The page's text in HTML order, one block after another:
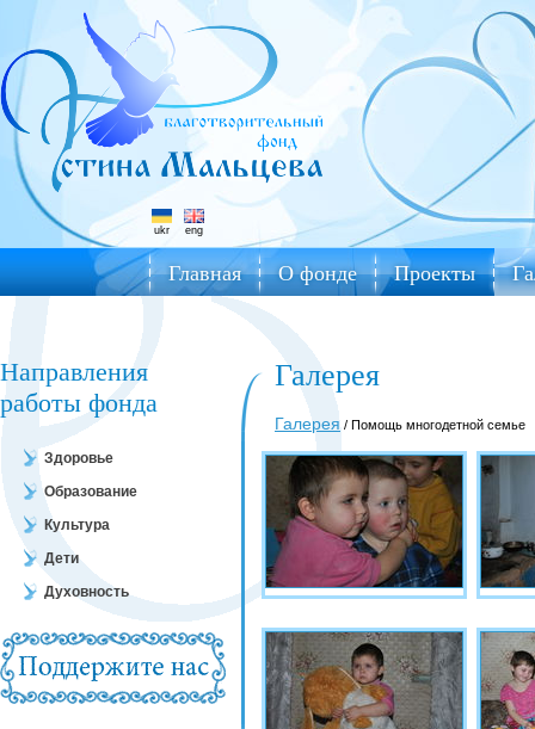
ukr eng
Главная О фонде Проекты
Направления
работы фонда
Здоровье
Образование
Культура
Дети
Духовность
Галерея
Галерея / Помощь многодетной семье